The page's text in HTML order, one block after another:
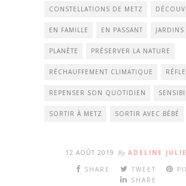
CONSTELLATIONS DE METZ
EN FAMILLE EN PASSANT JARDINS
PLANÈTE PRÉSERVER LA NATURE
RÉCHAUFFEMENT CLIMATIQUE
REPENSER SON QUOTIDIEN
SORTIR À METZ SORTIR AVEC BÉBÉ
12 AOÛT 2019 By ADELINE
SHARE
TWEET
SHARE